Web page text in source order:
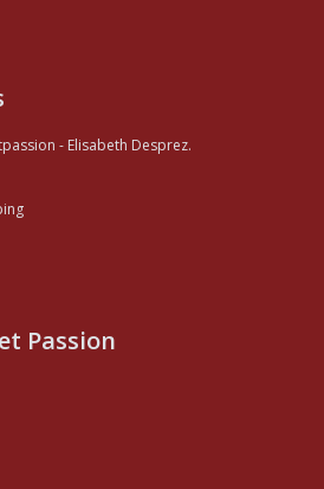
- Elisabeth Desprez.
Passion